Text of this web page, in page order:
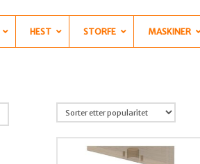
HEST STORFE MASKINER